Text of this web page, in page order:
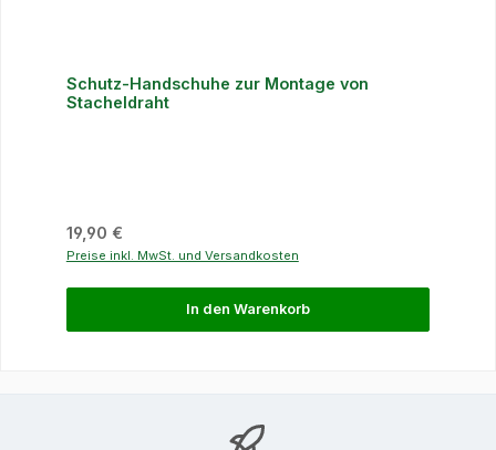
Schutz-Handschuhe zur Montage von
Stacheldraht
Regulärer Preis:
19,90 €
Preise inkl. MwSt. und Versandkosten
In den Warenkorb